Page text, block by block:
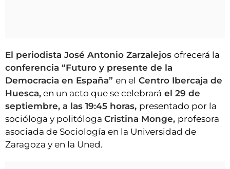
El periodista José Antonio Zarzalejos ofrecerá la
conferencia “Futuro y presente de la
Democracia en España” en el Centro Ibercaja de
Huesca, en un acto que se celebrará el 29 de
septiembre, a las 19:45 horas, presentado por la
socióloga y politóloga Cristina Monge, profesora
asociada de Sociología en la Universidad de
Zaragoza y en la Uned.